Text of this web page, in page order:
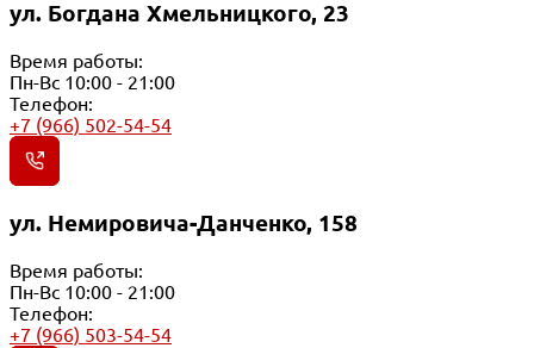
ул. Богдана Хмельницкого, 23
Время работы:
Пн-Вс 10:00 - 21:00
Телефон:
+7 (966) 502-54-54
ул. Немировича-Данченко, 158
Время работы:
Пн-Вс 10:00 - 21:00
Телефон:
+7 (966) 503-54-54